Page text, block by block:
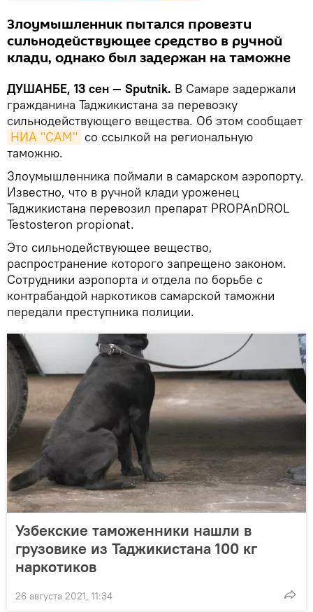
Злоумышленник пытался провезти
сильнодействующее средство в ручной
клади, однако был задержан на таможне
ДУШАНБЕ, 13 сен — Sputnik. В Самаре задержали
гражданина Таджикистана за перевозку
сильнодействующего вещества. Об этом сообщает
НИА "САМ" со ссылкой на региональную
таможню.
Злоумышленника поймали в самарском аэропорту.
Известно, что в ручной клади уроженец
Таджикистана перевозил препарат PROPAnDROL
Testosteron propionat.
Это сильнодействующее вещество,
распространение которого запрещено законом.
Сотрудники аэропорта и отдела по борьбе с
контрабандой наркотиков самарской таможни
передали преступника полиции.
Узбекские таможенники нашли в
грузовике из Таджикистана 100 кг
наркотиков
26 августа 2021, 11:34